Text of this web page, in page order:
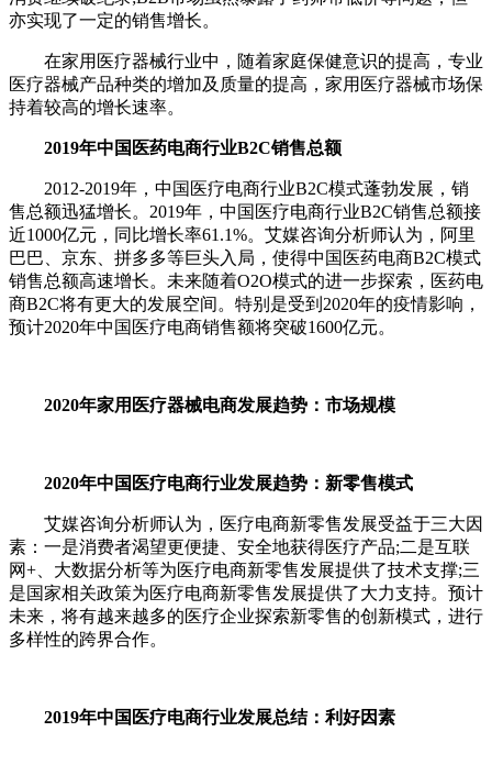
亦实现了一定的销售增长。
在家用医疗器械行业中，随着家庭保健意识的提高，专业
医疗器械产品种类的增加及质量的提高，家用医疗器械市场保
持着较高的增长速率。
2019年中国医药电商行业B2C销售总额
2012-2019年，中国医疗电商行业B2C模式蓬勃发展，销
售总额迅猛增长。2019年，中国医疗电商行业B2C销售总额接
近1000亿元，同比增长率61.1%。艾媒咨询分析师认为，阿里
巴巴、京东、拼多多等巨头入局，使得中国医药电商B2C模式
销售总额高速增长。未来随着O2O模式的进一步探索，医药电
商B2C将有更大的发展空间。特别是受到2020年的疫情影响，
预计2020年中国医疗电商销售额将突破1600亿元。
2020年家用医疗器械电商发展趋势：市场规模
2020年中国医疗电商行业发展趋势：新零售模式
艾媒咨询分析师认为，医疗电商新零售发展受益于三大因
素：一是消费者渴望更便捷、安全地获得医疗产品;二是互联
网+、大数据分析等为医疗电商新零售发展提供了技术支撑;三
是国家相关政策为医疗电商新零售发展提供了大力支持。预计
未来，将有越来越多的医疗企业探索新零售的创新模式，进行
多样性的跨界合作。
2019年中国医疗电商行业发展总结：利好因素